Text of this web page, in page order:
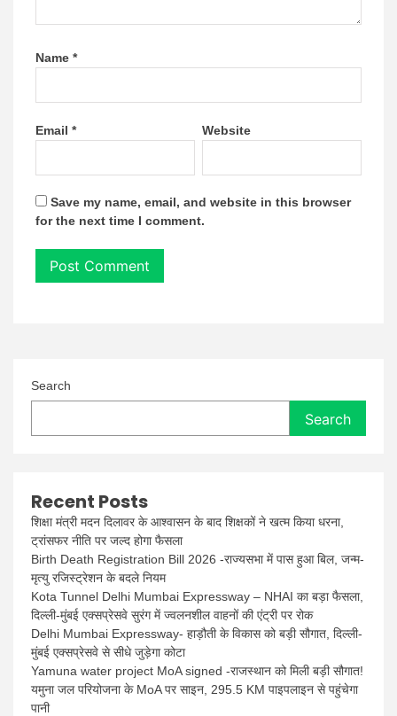
Name *
Email * Website
Save my name, email, and website in this browser
for the next time I comment.
Search
Search
Recent Posts
शिक्षा मंत्री मदन दिलावर के आश्वासन के बाद शिक्षकों ने खत्म किया धरना,
ट्रांसफर नीति पर जल्द होगा फैसला
Birth Death Registration Bill 2026 -राज्यसभा में पास हुआ बिल, जन्म-
मृत्यु रजिस्ट्रेशन के बदले नियम
Kota Tunnel Delhi Mumbai Expressway – NHAI का बड़ा फैसला,
दिल्ली-मुंबई एक्सप्रेसवे सुरंग में ज्वलनशील वाहनों की एंट्री पर रोक
Delhi Mumbai Expressway- हाड़ौती के विकास को बड़ी सौगात, दिल्ली-
मुंबई एक्सप्रेसवे से सीधे जुड़ेगा कोटा
Yamuna water project MoA signed -राजस्थान को मिली बड़ी सौगात!
यमुना जल परियोजना के MoA पर साइन, 295.5 KM पाइपलाइन से पहुंचेगा
पानी